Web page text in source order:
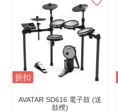
折扣
AVATAR SD616 電子鼓 (送
鼓櫈)